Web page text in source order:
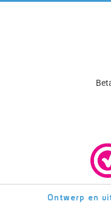
Ontwerp en